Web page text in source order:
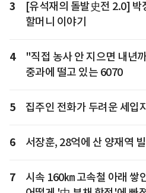
3
[유석재의 돌발史전 2.0] 박
할머니 이야기
4
"직접 농사 안 지으면 내년
중과에 떨고 있는 6070
5 집주인 전화가 두려운 세입
6 서장훈, 28억에 산 양재역
7
시속 160㎞ 고속철 아래